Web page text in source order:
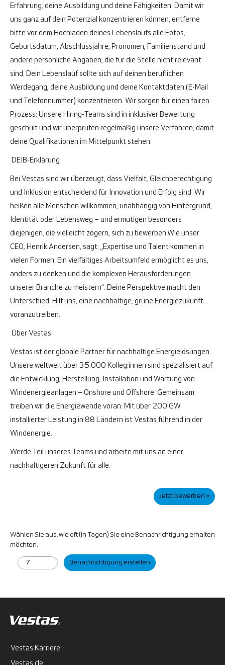
Erfahrung, deine Ausbildung und deine Fähigkeiten. Damit wir
uns ganz auf dein Potenzial konzentrieren können, entferne
bitte vor dem Hochladen deines Lebenslaufs alle Fotos,
Geburtsdatum, Abschlussjahre, Pronomen, Familienstand und
andere persönliche Angaben, die für die Stelle nicht relevant
sind. Dein Lebenslauf sollte sich auf deinen beruflichen
Werdegang, deine Ausbildung und deine Kontaktdaten (E-Mail
und Telefonnummer) konzentrieren. Wir sorgen für einen fairen
Prozess: Unsere Hiring-Teams sind in inklusiver Bewertung
geschult und wir überprüfen regelmäßig unsere Verfahren, damit
deine Qualifikationen im Mittelpunkt stehen.
DEIB-Erklärung
Bei Vestas sind wir überzeugt, dass Vielfalt, Gleichberechtigung
und Inklusion entscheidend für Innovation und Erfolg sind. Wir
heißen alle Menschen willkommen, unabhängig von Hintergrund,
Identität oder Lebensweg – und ermutigen besonders
diejenigen, die vielleicht zögern, sich zu bewerben.Wie unser
CEO, Henrik Andersen, sagt: „Expertise und Talent kommen in
vielen Formen. Ein vielfältiges Arbeitsumfeld ermöglicht es uns,
anders zu denken und die komplexen Herausforderungen
unserer Branche zu meistern“. Deine Perspektive macht den
Unterschied: Hilf uns, eine nachhaltige, grüne Energiezukunft
voranzutreiben.
Über Vestas
Vestas ist der globale Partner für nachhaltige Energielösungen.
Unsere weltweit über 35.000 Kolleg:innen sind spezialisiert auf
die Entwicklung, Herstellung, Installation und Wartung von
Windenergieanlagen – Onshore und Offshore. Gemeinsam
treiben wir die Energiewende voran: Mit über 200 GW
installierter Leistung in 88 Ländern ist Vestas führend in der
Windenergie.
Werde Teil unseres Teams und arbeite mit uns an einer
nachhaltigeren Zukunft für alle.
Jetzt bewerben »
Wählen Sie aus, wie oft (in Tagen) Sie eine Benachrichtigung erhalten
möchten:
Benachrichtigung erstellen
Vestas Karriere